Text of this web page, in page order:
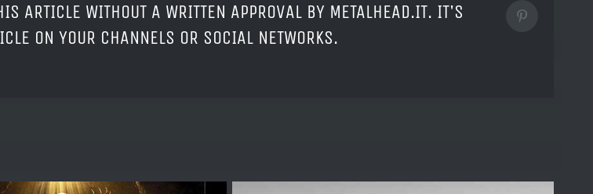
ARTICLE WITHOUT A WRITTEN APPROVAL BY METALHEAD.IT. IT'S
ON YOUR CHANNELS OR SOCIAL NETWORKS.
Pinterest